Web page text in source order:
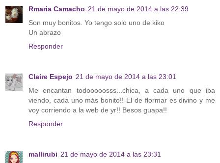
Rmaria Camacho 21 de mayo de 2014 a las 22:39
Son muy bonitos. Yo tengo solo uno de kiko
Un abrazo
Responder
Claire Espejo 21 de mayo de 2014 a las 23:01
Me encantan todooooosss...chica, a cada uno que iba
viendo, cada uno más bonito!! El de flormar es divino y me
voy corriendo a la web de yr!! Besos guapa!!
Responder
mallirubi 21 de mayo de 2014 a las 23:31